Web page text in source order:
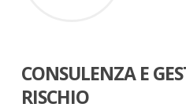
CONSULENZA E
RISCHIO